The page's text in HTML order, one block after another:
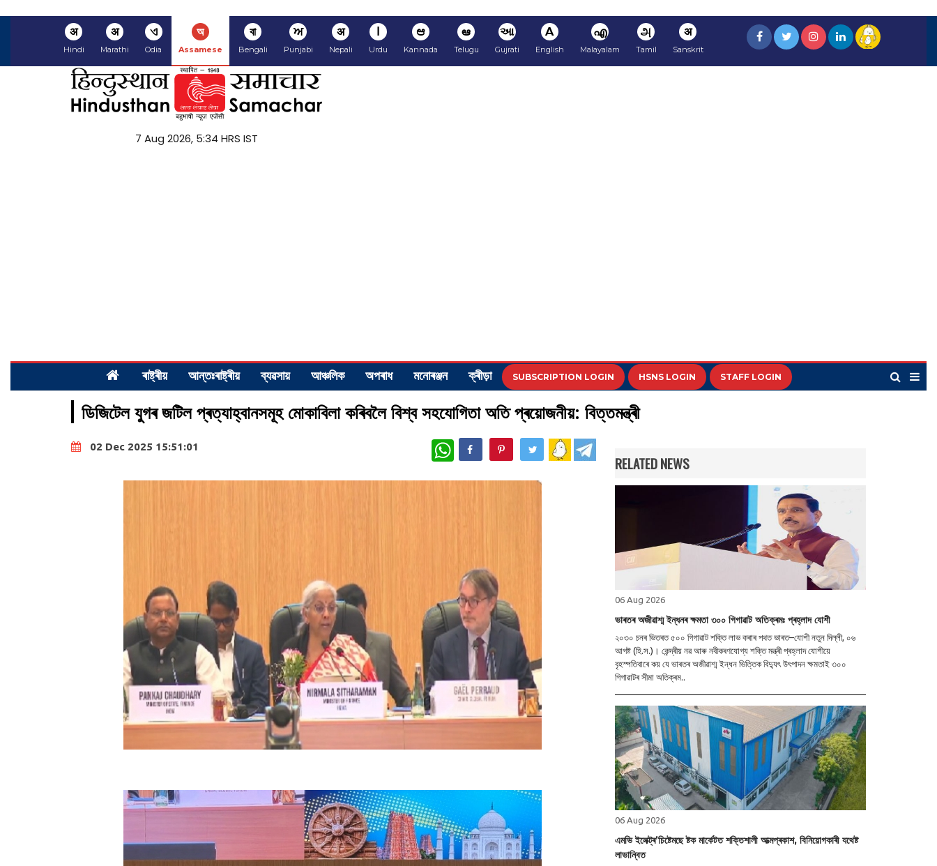
अ
Hindi
अ
Marathi
ଏ
Odia
অ
Assamese
বা
Bengali
ਅ
Punjabi
अ
Nepali
ا
Urdu
ಆ
Kannada
ఆ
Telugu
આ
Gujrati
A
English
എ
Malayalam
அ
Tamil
अ
Sanskrit
7 Aug 2026, 5:34 HRS IST
ৰাষ্ট্ৰীয় আন্তঃৰাষ্ট্ৰীয় ব্যৱসায় আঞ্চলিক অপৰাধ মনোৰঞ্জন ক্ৰীড়া SUBSCRIPTION LOGIN HSNS LOGIN STAFF LOGIN
ডিজিটেল যুগৰ জটিল প্ৰত্যাহ্বানসমূহ মোকাবিলা কৰিবলৈ বিশ্ব সহযোগিতা অতি প্ৰয়োজনীয়: বিত্তমন্ত্ৰী
02 Dec 2025 15:51:01 WhatsApp
RELATED NEWS
06 Aug 2026
ভাৰতৰ অজীৱাশ্ম ইন্ধনৰ ক্ষমতা ৩০০ গিগাৱাট অতিক্ৰমঃ প্ৰহ্লাদ যোশী
২০৩০ চনৰ ভিতৰত ৫০০ গিগাৱাট শক্তি লাভ কৰাৰ পথত ভাৰত–যোশী নতুন দিল্লী, ০৬
আগষ্ট (হি.স.)। কেন্দ্ৰীয় নৱ আৰু নবীকৰণযোগ্য শক্তি মন্ত্ৰী প্ৰহ্লাদ যোশীয়ে
বৃহস্পতিবাৰে কয় যে ভাৰতৰ অজীৱাশ্ম ইন্ধন ভিত্তিক বিদ্যুৎ উৎপাদন ক্ষমতাই ৩০০
গিগাৱাটৰ সীমা অতিক্ৰম..
06 Aug 2026
এমভি ইলেক্ট্ৰ’চিষ্টেমছে ষ্টক মাৰ্কেটত শক্তিশালী আত্মপ্ৰকাশ, বিনিয়োগকাৰী যথেষ্ট
লাভান্বিত